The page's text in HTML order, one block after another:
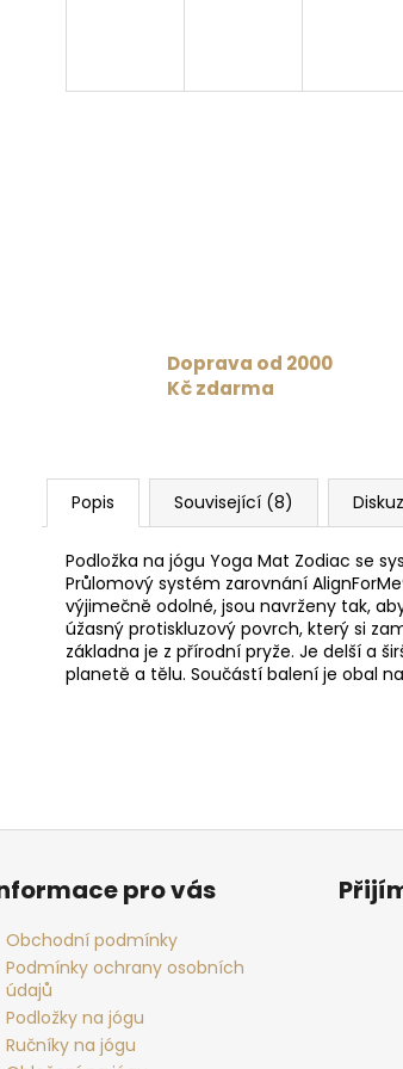
Doprava od 2000
Kč zdarma
Popis Související (8)
Podložka na jógu Yoga Mat Zodiac se
Průlomový systém zarovnání
výjimečně odolné, jsou navrženy tak,
úžasný protiskluzový povrch, který si
základna je z přírodní pryže. Je delší a
planetě a tělu. Součástí balení je obal
pro vás
Obchodní podmínky
Podmínky ochrany osobních
údajů
Podložky na jógu
Ručníky na jógu